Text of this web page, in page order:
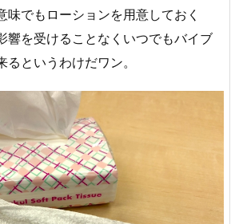
味でもローションを用意しておく
響を受けることなくいつでもバイブ
というわけだワン。